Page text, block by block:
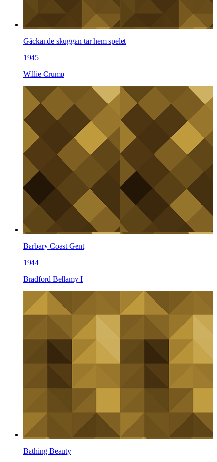
Gäckande skuggan tar hem spelet
1945
Willie Crump
Barbary Coast Gent
1944
Bradford Bellamy I
Bathing Beauty